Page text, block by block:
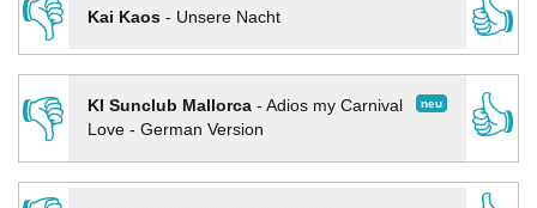
👎
Kai Kaos- Unsere Nacht
👍
👎
neu
KI Sunclub Mallorca- Adios my Carnival
Love - German Version
👍